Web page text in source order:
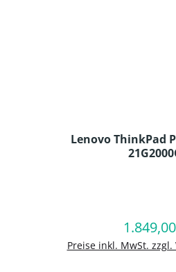
Lenovo ThinkPad
Preise inkl. MwSt.
In den